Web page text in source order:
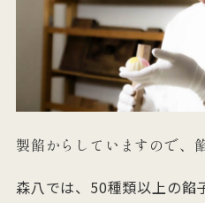
製餡からしていますので、
森八では、50種類以上の餡